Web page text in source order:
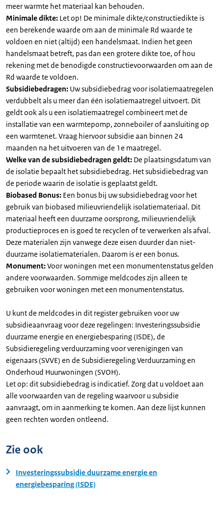
meer warmte het materiaal kan behouden.
Minimale dikte: Let op! De minimale dikte/constructiedikte is
een berekende waarde om aan de minimale Rd waarde te
voldoen en niet (altijd) een handelsmaat. Indien het geen
handelsmaat betreft, pas dan een grotere dikte toe, of hou
rekening met de benodigde constructievoorwaarden om aan de
Rd waarde te voldoen.
Subsidiebedragen: Uw subsidiebedrag voor isolatiemaatregelen
verdubbelt als u meer dan één isolatiemaatregel uitvoert. Dit
geldt ook als u een isolatiemaatregel combineert met de
installatie van een warmtepomp, zonneboiler of aansluiting op
een warmtenet. Vraag hiervoor subsidie aan binnen 24
maanden na het uitvoeren van de 1e maatregel.
Welke van de subsidiebedragen geldt: De plaatsingsdatum van
de isolatie bepaalt het subsidiebedrag. Het subsidiebedrag van
de periode waarin de isolatie is geplaatst geldt.
Biobased Bonus: Een bonus bij uw subsidiebedrag voor het
gebruik van biobased milieuvriendelijk isolatiemateriaal. Dit
materiaal heeft een duurzame oorsprong, milieuvriendelijk
productieproces en is goed te recyclen of te verwerken als afval.
Deze materialen zijn vanwege deze eisen duurder dan niet-
duurzame isolatiematerialen. Daarom is er een bonus.
Monument:Voor woningen met een monumentenstatus gelden
andere voorwaarden. Sommige meldcodes zijn alleen te
gebruiken voor woningen met een monumentenstatus.
U kunt de meldcodes in dit register gebruiken voor uw
subsidieaanvraag voor deze regelingen: Investeringssubsidie
duurzame energie en energiebesparing (ISDE), de
Subsidieregeling verduurzaming voor verenigingen van
eigenaars (SVVE) en de Subsidieregeling Verduurzaming en
Onderhoud Huurwoningen (SVOH).
Let op: dit subsidiebedrag is indicatief. Zorg dat u voldoet aan
alle voorwaarden van de regeling waarvoor u subsidie
aanvraagt, om in aanmerking te komen. Aan deze lijst kunnen
geen rechten worden ontleend.
Zie ook
Investeringssubsidie duurzame energie en
energiebesparing (ISDE)